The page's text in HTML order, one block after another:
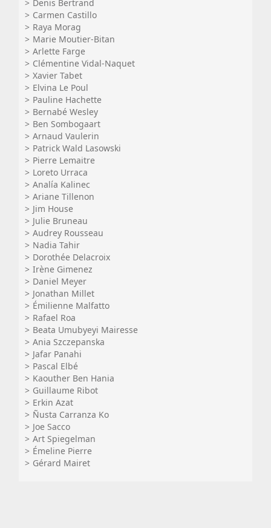
Denis Bertrand
Carmen Castillo
Raya Morag
Marie Moutier-Bitan
Arlette Farge
Clémentine Vidal-Naquet
Xavier Tabet
Elvina Le Poul
Pauline Hachette
Bernabé Wesley
Ben Sombogaart
Arnaud Vaulerin
Patrick Wald Lasowski
Pierre Lemaitre
Loreto Urraca
Analía Kalinec
Ariane Tillenon
Jim House
Julie Bruneau
Audrey Rousseau
Nadia Tahir
Dorothée Delacroix
Irène Gimenez
Daniel Meyer
Jonathan Millet
Émilienne Malfatto
Rafael Roa
Beata Umubyeyi Mairesse
Ania Szczepanska
Jafar Panahi
Pascal Elbé
Kaouther Ben Hania
Guillaume Ribot
Erkin Azat
Ñusta Carranza Ko
Joe Sacco
Art Spiegelman
Émeline Pierre
Gérard Mairet